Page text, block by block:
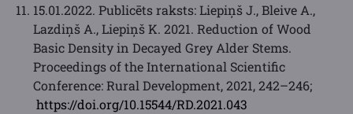
15.01.2022. Publicēts raksts: Liepiņš J., Bleive A.,
Lazdiņš A., Liepiņš K. 2021. Reduction of Wood
Basic Density in Decayed Grey Alder Stems.
Proceedings of the International Scientific
Conference: Rural Development, 2021, 242–246;
https://doi.org/10.15544/RD.2021.043